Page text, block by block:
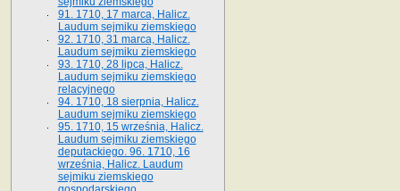
91. 1710, 17 marca, Halicz.
Laudum sejmiku ziemskiego
92. 1710, 31 marca, Halicz.
Laudum sejmiku ziemskiego
93. 1710, 28 lipca, Halicz.
Laudum sejmiku ziemskiego
relacyjnego
94. 1710, 18 sierpnia, Halicz.
Laudum sejmiku ziemskiego
95. 1710, 15 września, Halicz.
Laudum sejmiku ziemskiego
deputackiego. 96. 1710, 16
września, Halicz. Laudum
sejmiku ziemskiego